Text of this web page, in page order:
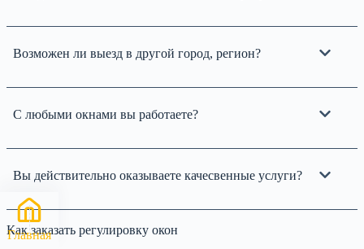
Возможен ли выезд в другой город, регион?
С любыми окнами вы работаете?
Вы действительно оказываете качесвенные услуги?
Как заказать регулировку окон
Главная